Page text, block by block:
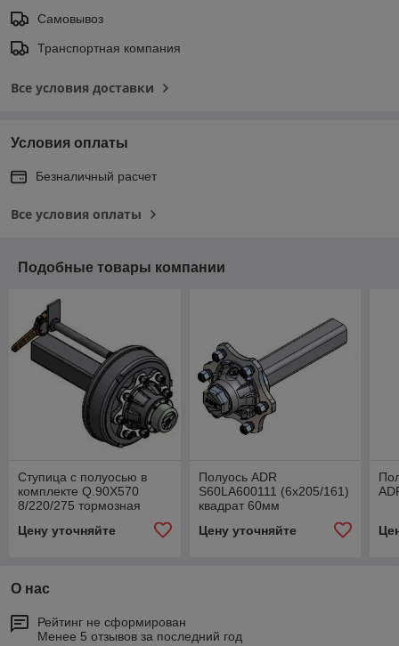
Самовывоз
Транспортная компания
Все условия доставки
Условия оплаты
Безналичный расчет
Все условия оплаты
Подобные товары компании
Ступица с полуосью в
комплекте Q.90X570
8/220/275 тормозная
Цену уточняйте
Полуось ADR
S60LA600111 (6х205/161)
квадрат 60мм
Цену уточняйте
О нас
Рейтинг не сформирован
Менее 5 отзывов за последний год